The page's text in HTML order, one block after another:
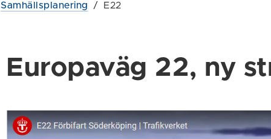
Samhällsplanering / E22
Europaväg 22, ny